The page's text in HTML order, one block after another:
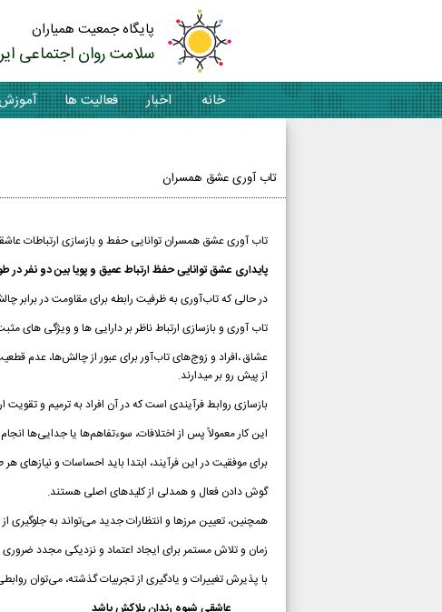
پایگاه جمعیت همیاران
سلامت روان اجتماعی
خانه اخبار فعالیت ها
تاب آوری عشق همسران
تاب آوری عشق همسران توانایی حفط و بازسازی ارتباطات
پایداری عشق توانایی حفظ ارتباط عمیق و پویا بین دو نفر
در حالی که تاب‌آوری به ظرفیت رابطه برای مقاومت در برابر
تاب آوری و بازسازی ارتباط ناظر بر دارایی ها و ویژگی های
عشاق ،افراد و زوج‌های تاب‌آور برای عبور از چالش‌ها، عدم
از پیش رو بر میدارند.
بازسازی روابط فرآیندی است که در آن افراد به ترمیم و تقویت
این کار معمولاً پس از اختلافات، سوءتفاهم‌ها یا جدایی‌ها
برای موفقیت در این فرآیند، ابتدا باید احساسات و نیازهای
گوش دادن فعال و همدلی از کلیدهای اصلی هستند.
همچنین، تعیین مرزها و انتظارات جدید می‌تواند به جلوگیری
زمان و تلاش مستمر برای ایجاد اعتماد و نزدیکی مجدد
با پذیرش تغییرات و یادگیری از تجربیات گذشته، می‌توان
عاشقی شیوه رندان بلاکش باشد